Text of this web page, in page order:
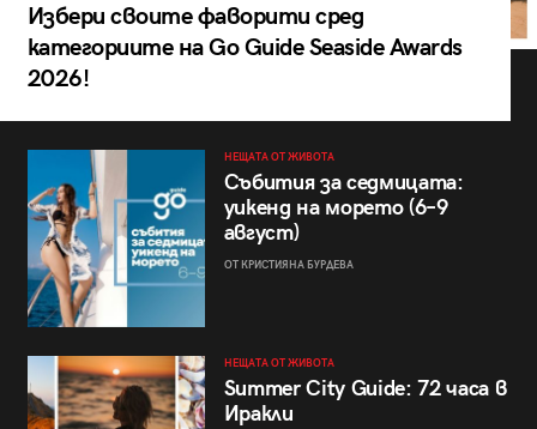
Избери своите фаворити сред
категориите на Go Guide Seaside Awards
2026!
НЕЩАТА ОТ ЖИВОТА
Събития за седмицата:
уикенд на морето (6–9
август)
ОТ КРИСТИЯНА БУРДЕВА
НЕЩАТА ОТ ЖИВОТА
Summer City Guide: 72 часа в
Иракли